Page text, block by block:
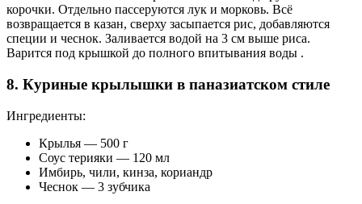
корочки. Отдельно пассеруются лук и морковь. Всё
возвращается в казан, сверху засыпается рис, добавляются
специи и чеснок. Заливается водой на 3 см выше риса.
Варится под крышкой до полного впитывания воды .
8. Куриные крылышки в паназиатском стиле
Ингредиенты:
Крылья — 500 г
Соус терияки — 120 мл
Имбирь, чили, кинза, кориандр
Чеснок — 3 зубчика